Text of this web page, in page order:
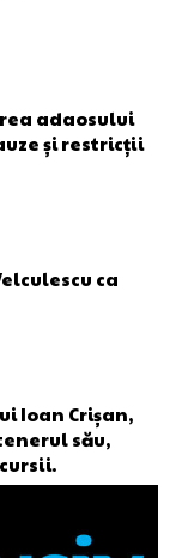
adaosului
și restricții
ca
Ioan Crișan,
său,